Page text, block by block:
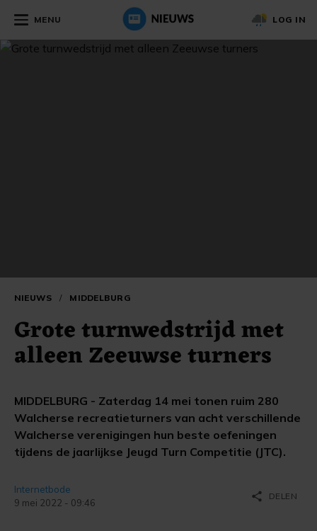
MENU LOG IN
NIEUWS / MIDDELBURG
Grote turnwedstrijd met
alleen Zeeuwse turners
MIDDELBURG - Zaterdag 14 mei tonen ruim 280
Walcherse recreatieturners van acht verschillende
Walcherse verenigingen hun beste oefeningen
tijdens de jaarlijkse Jeugd Turn Competitie (JTC).
Internetbode
9 mei 2022 - 09:46
share DELEN